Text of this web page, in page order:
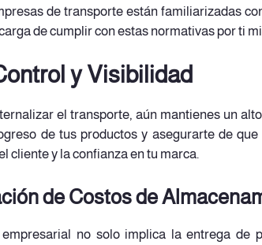
de transporte están familiarizadas
de cumplir con estas normativas por ti
y Visibilidad
el transporte, aún mantienes un
de tus productos y asegurarte de
cliente y la confianza en tu marca.
de Costos de
no solo implica la entrega de